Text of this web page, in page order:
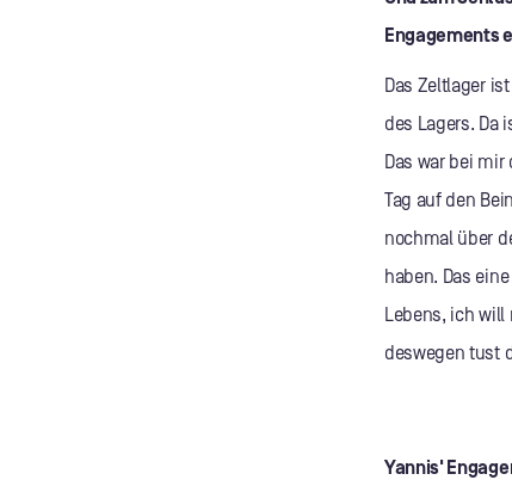
Engagements
Das Zeltlager
des Lagers. Da
Das war bei
Tag auf den
nochmal über
haben. Das
Lebens, ich will
deswegen tust
Yannis'